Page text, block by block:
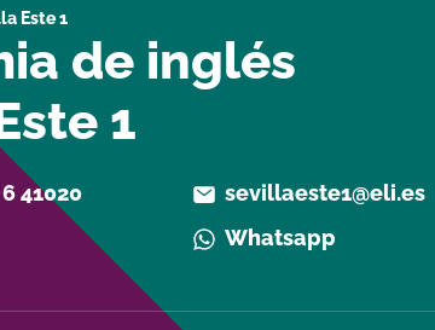
Este 1
de inglés
1
41020
sevillaeste1@eli.es
Whatsapp